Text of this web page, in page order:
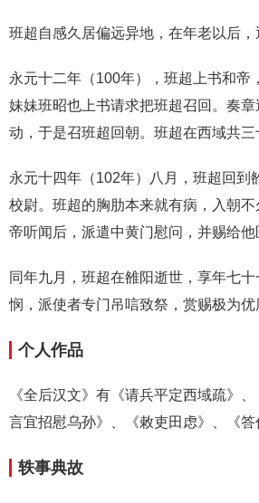
班超自感久居偏远异地，在年老以后，
永元十二年（100年），班超上书和帝
妹妹班昭也上书请求把班超召回。奏
动，于是召班超回朝。班超在西域共三
永元十四年（102年）八月，班超回到
校尉。班超的胸肋本来就有病，入朝
帝听闻后，派遣中黄门慰问，并赐给他
同年九月，班超在雒阳逝世，享年七
悯，派使者专门吊唁致祭，赏赐极为优
个人作品
《全后汉文》有《请兵平定西域疏》
言宜招慰乌孙》、《敕吏田虑》、《答
轶事典故